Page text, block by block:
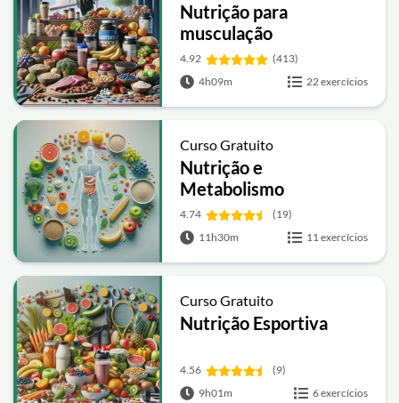
Nutrição para
musculação
4.92
(413)
4h09m
22 exercícios
Curso Gratuito
Nutrição e
Metabolismo
4.74
(19)
11h30m
11 exercícios
Curso Gratuito
Nutrição Esportiva
4.56
(9)
9h01m
6 exercícios